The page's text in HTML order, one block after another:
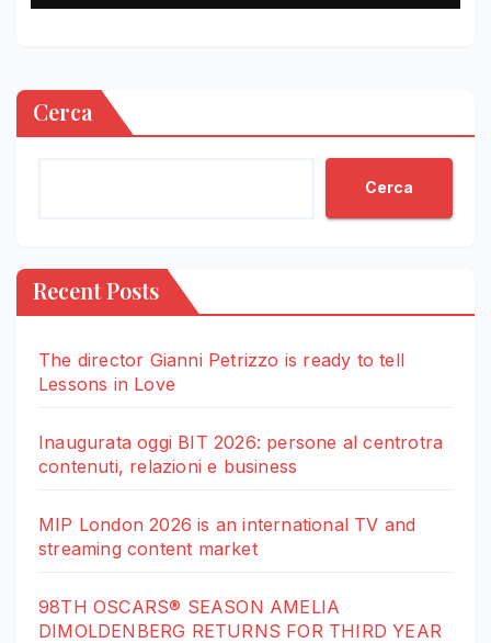
Cerca
Cerca
Recent Posts
The director Gianni Petrizzo is ready to tell
Lessons in Love
Inaugurata oggi BIT 2026: persone al centrotra
contenuti, relazioni e business
MIP London 2026 is an international TV and
streaming content market
98TH OSCARS® SEASON AMELIA
DIMOLDENBERG RETURNS FOR THIRD YEAR